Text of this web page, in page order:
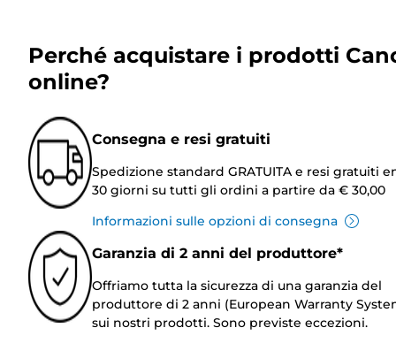
Perché acquistare i prodotti
online?
Consegna e resi gratuiti
Spedizione standard GRATUITA e resi gratuiti
30 giorni su tutti gli ordini a partire da € 30,00
Informazioni sulle opzioni di consegna
Garanzia di 2 anni del produttore*
Offriamo tutta la sicurezza di una garanzia del
produttore di 2 anni (European Warranty
sui nostri prodotti. Sono previste eccezioni.